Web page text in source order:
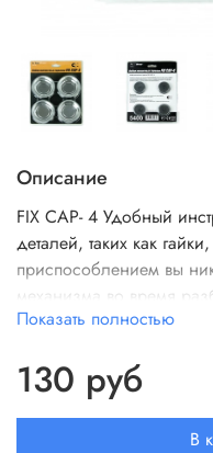
Описание
FIX CAP- 4 Удобный
деталей, таких как
приспособлением вы
механизма во время
четырех тарелок
Показать полностью
130 руб
В